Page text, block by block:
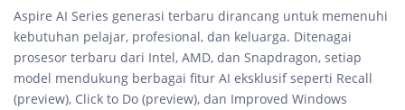
Aspire AI Series generasi terbaru dirancang untuk memenuhi
kebutuhan pelajar, profesional, dan keluarga. Ditenagai
prosesor terbaru dari Intel, AMD, dan Snapdragon, setiap
model mendukung berbagai fitur AI eksklusif seperti Recall
(preview), Click to Do (preview), dan Improved Windows